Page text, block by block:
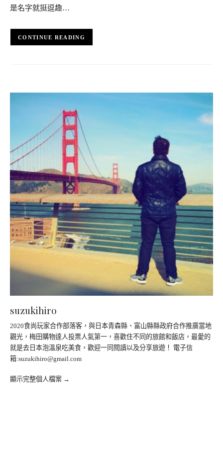
是名字就挺逗趣…
CONTINUE READING
suzukihiro
2020食尚玩家合作部落客，與日本青森縣、富山縣縣政府合作推廣當地
觀光，梅田購物達人投票人氣第一，喜歡住不同的旅館和飯店，最愛的
就是去日本泡溫泉吃美食，歡迎一同閱讀以及分享旅遊！ 電子信
箱:suzukihiro@gmail.com
顯示完整個人檔案 →